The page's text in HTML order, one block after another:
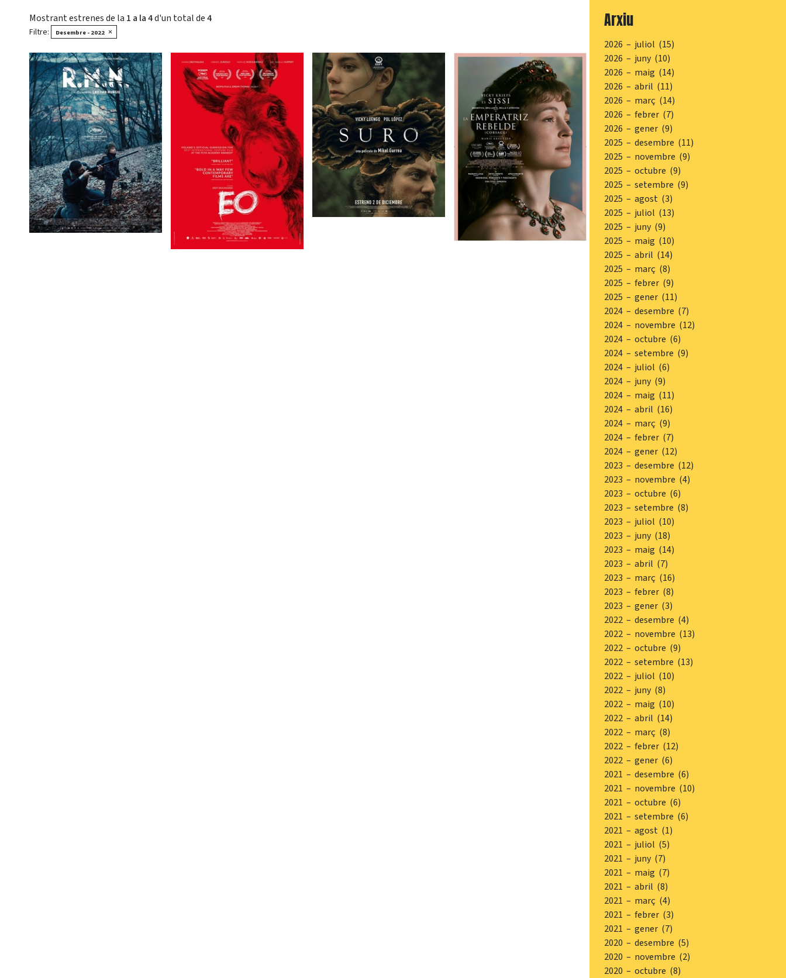
Mostrant estrenes de la 1 a la 4d'un total de4
Filtre: Desembre - 2022 ×
Arxiu
2026 – juliol (15)
2026 – juny (10)
2026 – maig (14)
2026 – abril (11)
2026 – març (14)
2026 – febrer (7)
2026 – gener (9)
2025 – desembre (11)
2025 – novembre (9)
2025 – octubre (9)
2025 – setembre (9)
2025 – agost (3)
2025 – juliol (13)
2025 – juny (9)
2025 – maig (10)
2025 – abril (14)
2025 – març (8)
2025 – febrer (9)
2025 – gener (11)
2024 – desembre (7)
2024 – novembre (12)
2024 – octubre (6)
2024 – setembre (9)
2024 – juliol (6)
2024 – juny (9)
2024 – maig (11)
2024 – abril (16)
2024 – març (9)
2024 – febrer (7)
2024 – gener (12)
2023 – desembre (12)
2023 – novembre (4)
2023 – octubre (6)
2023 – setembre (8)
2023 – juliol (10)
2023 – juny (18)
2023 – maig (14)
2023 – abril (7)
2023 – març (16)
2023 – febrer (8)
2023 – gener (3)
2022 – desembre (4)
2022 – novembre (13)
2022 – octubre (9)
2022 – setembre (13)
2022 – juliol (10)
2022 – juny (8)
2022 – maig (10)
2022 – abril (14)
2022 – març (8)
2022 – febrer (12)
2022 – gener (6)
2021 – desembre (6)
2021 – novembre (10)
2021 – octubre (6)
2021 – setembre (6)
2021 – agost (1)
2021 – juliol (5)
2021 – juny (7)
2021 – maig (7)
2021 – abril (8)
2021 – març (4)
2021 – febrer (3)
2021 – gener (7)
2020 – desembre (5)
2020 – novembre (2)
2020 – octubre (8)